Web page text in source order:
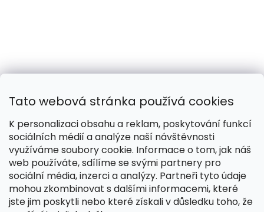
Tato webová stránka používá cookies
K personalizaci obsahu a reklam, poskytování funkcí
sociálních médií a analýze naší návštěvnosti
využíváme soubory cookie. Informace o tom, jak náš
web používáte, sdílíme se svými partnery pro
sociální média, inzerci a analýzy. Partneři tyto údaje
mohou zkombinovat s dalšími informacemi, které
jste jim poskytli nebo které získali v důsledku toho, že
Naše smečka: Silver Needles (Chovatelská stanice)